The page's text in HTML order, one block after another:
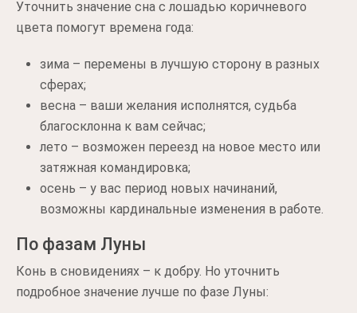
Уточнить значение сна с лошадью коричневого
цвета помогут времена года:
зима – перемены в лучшую сторону в разных
сферах;
весна – ваши желания исполнятся, судьба
благосклонна к вам сейчас;
лето – возможен переезд на новое место или
затяжная командировка;
осень – у вас период новых начинаний,
возможны кардинальные изменения в работе.
По фазам Луны
Конь в сновидениях – к добру. Но уточнить
подробное значение лучше по фазе Луны: